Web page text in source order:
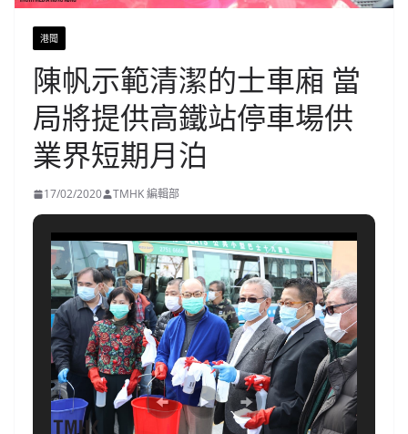
港聞
陳帆示範清潔的士車廂 當
局將提供高鐵站停車場供
業界短期月泊
17/02/2020 TMHK 編輯部